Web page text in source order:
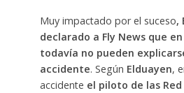
Muy impactado por el suceso,
declarado a Fly News que
todavía no pueden
accidente. Según Elduayen,
accidente el piloto de las Red